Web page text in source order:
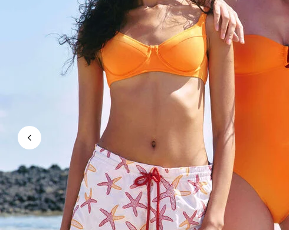
Magici
Vedi tutti i Costumi da bagno
Abbigliamento
Polo
Pullover e Cardigan
Pantaloni
T-shirts
Modelli lounge
Vedi tutti i Abbigliamento
Taglie forti